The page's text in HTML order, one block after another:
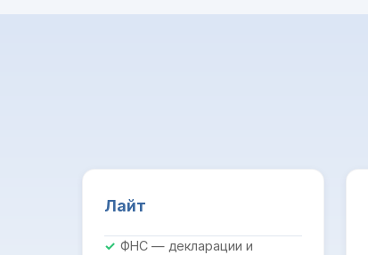
Лайт
ФНС — декларации и